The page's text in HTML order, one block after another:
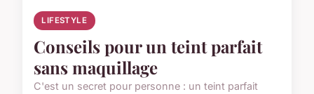
LIFESTYLE
Conseils pour un teint parfait
sans maquillage
C'est un secret pour personne : un teint parfait